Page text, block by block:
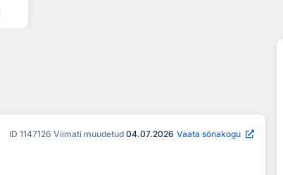
ID 1147126 Viimati muudetud 04.07.2026 Vaata sõnakogu